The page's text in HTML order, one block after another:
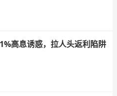
高息诱惑，拉人头返利陷阱